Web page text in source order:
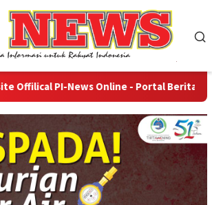
PI-News Online - Portal Berita